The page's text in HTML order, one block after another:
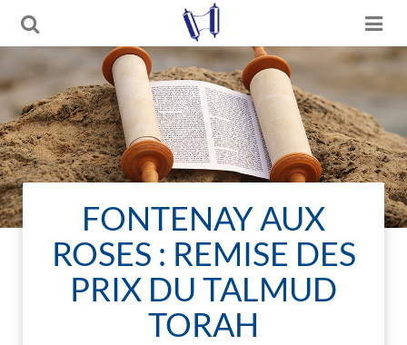
FONTENAY AUX
ROSES : REMISE DES
PRIX DU TALMUD
TORAH